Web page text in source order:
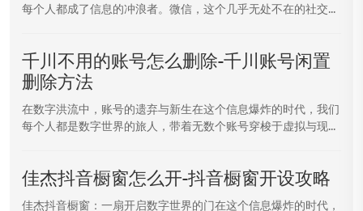
每个人都成了信息的冲浪者。微信，这个几乎无处不在的社交...
千川不用的账号怎么删除-千川账号闲置
删除方法
在数字洪流中，账号的遗弃与新生在这个信息爆炸的时代，我们
每个人都是数字世界的旅人，带着无数个账号穿梭于虚拟与现...
佳杰抖音橱窗怎么开-抖音橱窗开设攻略
佳杰抖音橱窗：一扇开启数字世界的门在这个信息爆炸的时代，